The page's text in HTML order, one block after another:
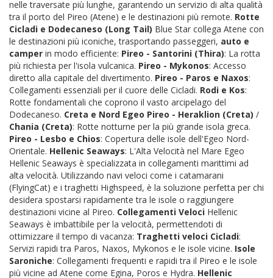
nelle traversate più lunghe, garantendo un servizio di alta qualità
tra il porto del Pireo (Atene) e le destinazioni più remote. Rotte
Cicladi e Dodecaneso (Long Tail) Blue Star collega Atene con
le destinazioni più iconiche, trasportando passeggeri, auto e
camper in modo efficiente: Pireo - Santorini (Thira): La rotta
più richiesta per l'isola vulcanica. Pireo - Mykonos: Accesso
diretto alla capitale del divertimento. Pireo - Paros e Naxos:
Collegamenti essenziali per il cuore delle Cicladi. Rodi e Kos:
Rotte fondamentali che coprono il vasto arcipelago del
Dodecaneso. Creta e Nord Egeo Pireo - Heraklion (Creta) /
Chania (Creta): Rotte notturne per la più grande isola greca.
Pireo - Lesbo e Chios: Copertura delle isole dell'Egeo Nord-
Orientale. Hellenic Seaways: L'Alta Velocità nel Mare Egeo
Hellenic Seaways è specializzata in collegamenti marittimi ad
alta velocità. Utilizzando navi veloci come i catamarani
(FlyingCat) e i traghetti Highspeed, è la soluzione perfetta per chi
desidera spostarsi rapidamente tra le isole o raggiungere
destinazioni vicine al Pireo. Collegamenti Veloci Hellenic
Seaways è imbattibile per la velocità, permettendoti di
ottimizzare il tempo di vacanza: Traghetti veloci Cicladi:
Servizi rapidi tra Paros, Naxos, Mykonos e le isole vicine. Isole
Saroniche: Collegamenti frequenti e rapidi tra il Pireo e le isole
più vicine ad Atene come Egina, Poros e Hydra. Hellenic